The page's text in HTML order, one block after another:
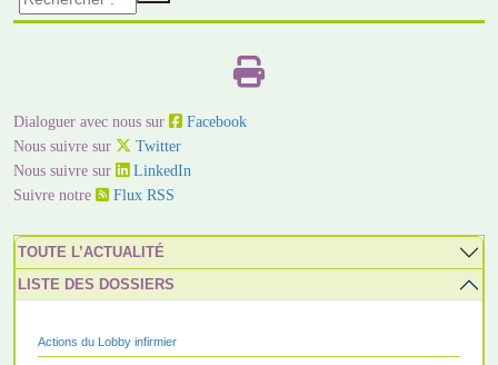
Dialoguer avec nous sur
Facebook
Nous suivre sur
Twitter
Nous suivre sur
LinkedIn
Suivre notre
Flux RSS
TOUTE L’ACTUALITÉ
LISTE DES DOSSIERS
Actions du Lobby infirmier